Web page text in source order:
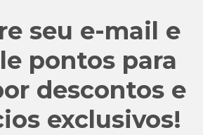
seu e-mail e
pontos para
descontos e
exclusivos!